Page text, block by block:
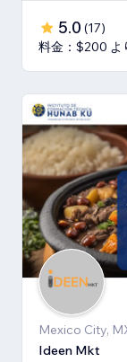
5.0 (17)
料金：$200 よ
Mexico City,
Ideen Mkt